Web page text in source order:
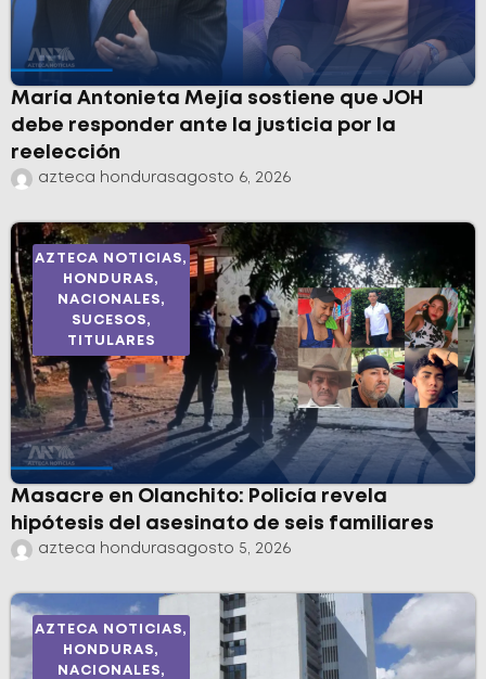
María Antonieta Mejía sostiene que JOH
debe responder ante la justicia por la
reelección
azteca hondurasagosto 6, 2026
AZTECA NOTICIAS,
HONDURAS,
NACIONALES,
SUCESOS,
TITULARES
Masacre en Olanchito: Policía revela
hipótesis del asesinato de seis familiares
azteca hondurasagosto 5, 2026
AZTECA NOTICIAS,
HONDURAS,
NACIONALES,